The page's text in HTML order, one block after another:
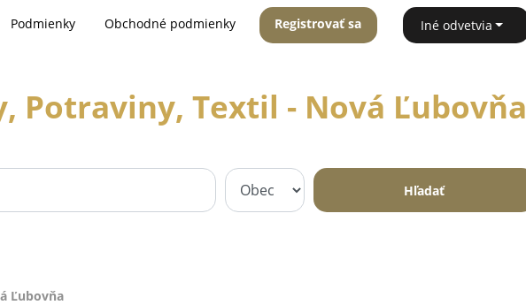
Podmienky Obchodné podmienky Registrovať sa Iné odvetvia
Potraviny, Textil - Nová Ľubovňa
Hľadať
Ľubovňa